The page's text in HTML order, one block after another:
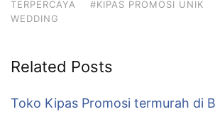
TERPERCAYA
#KIPAS PROMOSI UNIK
WEDDING
Related Posts
Toko Kipas Promosi termurah di